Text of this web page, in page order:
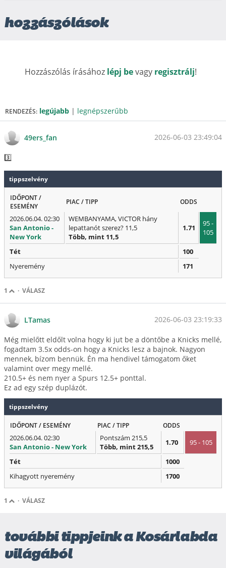
hozzászólások
Hozzászólás írásához lépj bevagy regisztrálj!
RENDEZÉS: legújabb | legnépszerűbb
49ers_fan 2026-06-03 23:49:04
3️⃣
tippszelvény
IDŐPONT /
ESEMÉNY
PIAC / TIPP ODDS
2026.06.04. 02:30
San Antonio -
New York
WEMBANYAMA, VICTOR hány
lepattanót szerez? 11,5
Több, mint 11,5
1.71
95 -
105
Tét
100
Nyeremény
171
1 · VÁLASZ
LTamas 2026-06-03 23:19:33
Még mielőtt eldőlt volna hogy ki jut be a döntőbe a Knicks mellé,
fogadtam 3.5x odds-on hogy a Knicks lesz a bajnok. Nagyon
mennek, bízom bennük. Én ma hendivel támogatom őket
valamint over megy mellé.
210.5+ és nem nyer a Spurs 12.5+ ponttal.
Ez ad egy szép duplázót.
tippszelvény
IDŐPONT / ESEMÉNY PIAC / TIPP ODDS
2026.06.04. 02:30
San Antonio - New York
Pontszám 215,5
Több, mint 215,5
1.70 95 - 105
Tét
1000
Kihagyott nyeremény
1700
1 · VÁLASZ
további tippjeink a Kosárlabda
világából